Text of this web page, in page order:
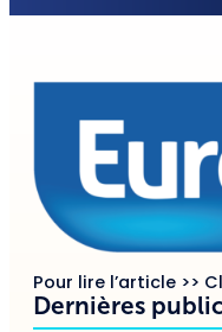
Pour lire l’article >>
Dernières